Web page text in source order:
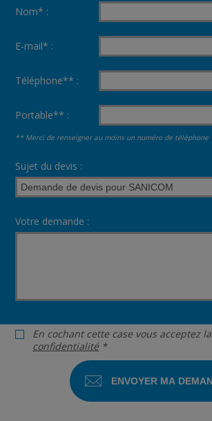
Nom* :
E-mail* :
Téléphone** :
Portable** :
** Merci de renseigner au moins un numéro de téléphone
Sujet du devis :
Votre demande :
En cochant cette case vous acceptez la
confidentialité*